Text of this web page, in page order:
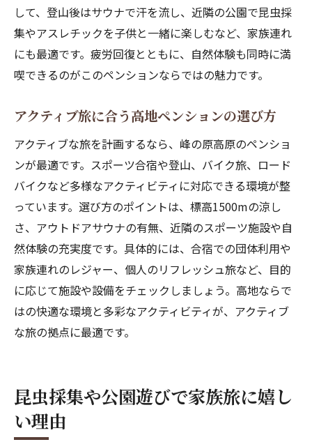
して、登山後はサウナで汗を流し、近隣の公園で昆虫採
集やアスレチックを子供と一緒に楽しむなど、家族連れ
にも最適です。疲労回復とともに、自然体験も同時に満
喫できるのがこのペンションならではの魅力です。
アクティブ旅に合う高地ペンションの選び方
アクティブな旅を計画するなら、峰の原高原のペンショ
ンが最適です。スポーツ合宿や登山、バイク旅、ロード
バイクなど多様なアクティビティに対応できる環境が整
っています。選び方のポイントは、標高1500mの涼し
さ、アウトドアサウナの有無、近隣のスポーツ施設や自
然体験の充実度です。具体的には、合宿での団体利用や
家族連れのレジャー、個人のリフレッシュ旅など、目的
に応じて施設や設備をチェックしましょう。高地ならで
はの快適な環境と多彩なアクティビティが、アクティブ
な旅の拠点に最適です。
昆虫採集や公園遊びで家族旅に嬉し
い理由